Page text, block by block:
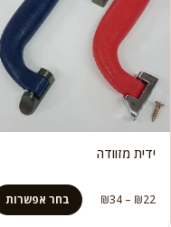
ידית מזוודה
₪22
–
₪34
מחירים:
בחר אפשרות